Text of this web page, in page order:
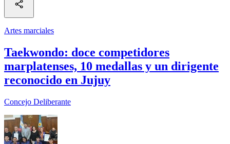
Artes marciales
Taekwondo: doce competidores
marplatenses, 10 medallas y un dirigente
reconocido en Jujuy
Concejo Deliberante